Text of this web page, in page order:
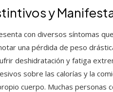
y
con diversos síntomas
una pérdida de peso
deshidratación y fatiga
sobre las calorías y la
cuerpo. Muchas personas